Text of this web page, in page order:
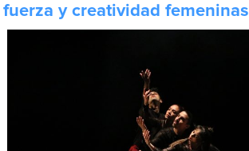
fuerza y ​​creatividad femeninas